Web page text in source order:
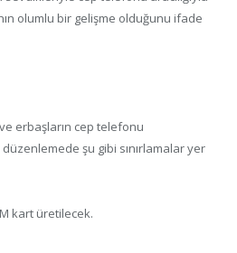
olumlu bir gelişme olduğunu ifade
erbaşların cep telefonu
düzenlemede şu gibi sınırlamalar yer
kart üretilecek.